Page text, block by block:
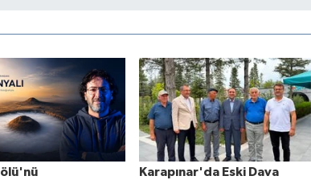
Karapınar'da Eski Dava